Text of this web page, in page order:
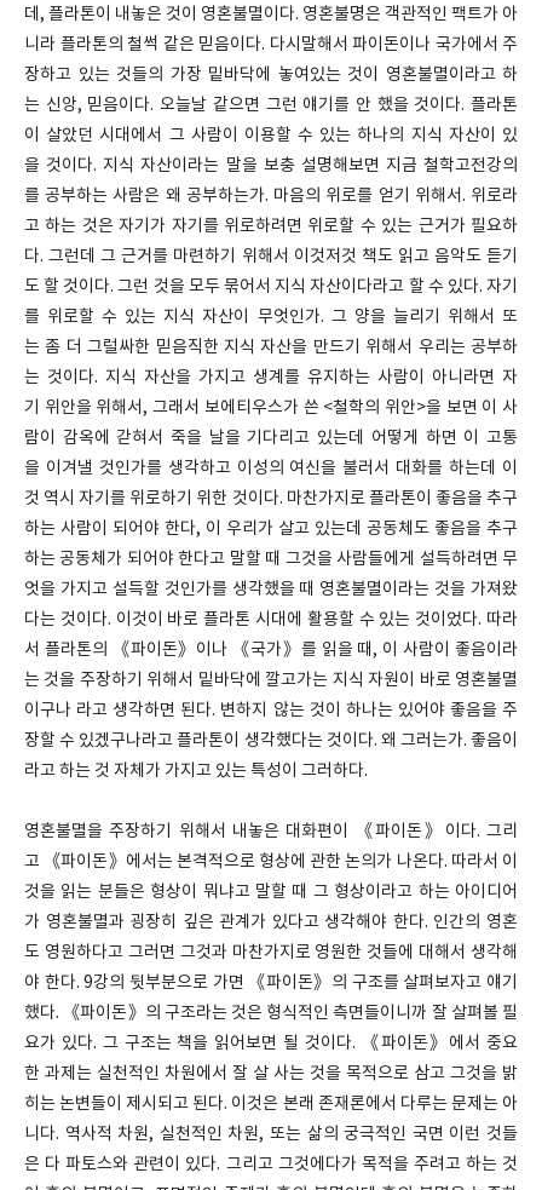
데, 플라톤이 내놓은 것이 영혼불멸이다. 영혼불명은 객관적인 팩트가 아
니라 플라톤의 철썩 같은 믿음이다. 다시말해서 파이돈이나 국가에서 주
장하고 있는 것들의 가장 밑바닥에 놓여있는 것이 영혼불멸이라고 하
는 신앙, 믿음이다. 오늘날 같으면 그런 얘기를 안 했을 것이다. 플라톤
이 살았던 시대에서 그 사람이 이용할 수 있는 하나의 지식 자산이 있
을 것이다. 지식 자산이라는 말을 보충 설명해보면 지금 철학고전강의
를 공부하는 사람은 왜 공부하는가. 마음의 위로를 얻기 위해서. 위로라
고 하는 것은 자기가 자기를 위로하려면 위로할 수 있는 근거가 필요하
다. 그런데 그 근거를 마련하기 위해서 이것저것 책도 읽고 음악도 듣기
도 할 것이다. 그런 것을 모두 묶어서 지식 자산이다라고 할 수 있다. 자기
를 위로할 수 있는 지식 자산이 무엇인가. 그 양을 늘리기 위해서 또
는 좀 더 그럴싸한 믿음직한 지식 자산을 만드기 위해서 우리는 공부하
는 것이다. 지식 자산을 가지고 생계를 유지하는 사람이 아니라면 자
기 위안을 위해서, 그래서 보에티우스가 쓴 <철학의 위안>을 보면 이 사
람이 감옥에 갇혀서 죽을 날을 기다리고 있는데 어떻게 하면 이 고통
을 이겨낼 것인가를 생각하고 이성의 여신을 불러서 대화를 하는데 이
것 역시 자기를 위로하기 위한 것이다. 마찬가지로 플라톤이 좋음을 추구
하는 사람이 되어야 한다, 이 우리가 살고 있는데 공동체도 좋음을 추구
하는 공동체가 되어야 한다고 말할 때 그것을 사람들에게 설득하려면 무
엇을 가지고 설득할 것인가를 생각했을 때 영혼불멸이라는 것을 가져왔
다는 것이다. 이것이 바로 플라톤 시대에 활용할 수 있는 것이었다. 따라
서 플라톤의 《파이돈》이나 《국가》를 읽을 때, 이 사람이 좋음이라
는 것을 주장하기 위해서 밑바닥에 깔고가는 지식 자원이 바로 영혼불멸
이구나 라고 생각하면 된다. 변하지 않는 것이 하나는 있어야 좋음을 주
장할 수 있겠구나라고 플라톤이 생각했다는 것이다. 왜 그러는가. 좋음이
라고 하는 것 자체가 가지고 있는 특성이 그러하다.
영혼불멸을 주장하기 위해서 내놓은 대화편이 《파이돈》이다. 그리
고 《파이돈》에서는 본격적으로 형상에 관한 논의가 나온다. 따라서 이
것을 읽는 분들은 형상이 뭐냐고 말할 때 그 형상이라고 하는 아이디어
가 영혼불멸과 굉장히 깊은 관계가 있다고 생각해야 한다. 인간의 영혼
도 영원하다고 그러면 그것과 마찬가지로 영원한 것들에 대해서 생각해
야 한다. 9강의 뒷부분으로 가면 《파이돈》의 구조를 살펴보자고 얘기
했다. 《파이돈》의 구조라는 것은 형식적인 측면들이니까 잘 살펴볼 필
요가 있다. 그 구조는 책을 읽어보면 될 것이다. 《파이돈》에서 중요
한 과제는 실천적인 차원에서 잘 살 사는 것을 목적으로 삼고 그것을 밝
히는 논변들이 제시되고 된다. 이것은 본래 존재론에서 다루는 문제는 아
니다. 역사적 차원, 실천적인 차원, 또는 삶의 궁극적인 국면 이런 것들
은 다 파토스와 관련이 있다. 그리고 그것에다가 목적을 주려고 하는 것